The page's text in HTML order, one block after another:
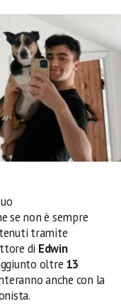
se non è sempre
tramite
di Edwin
oltre 13
anche con la